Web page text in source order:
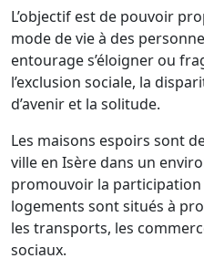
L’objectif est de pouvoir
mode de vie à des
entourage s’éloigner ou
l’exclusion sociale, la
d’avenir et la solitude.
Les maisons espoirs sont
ville en Isère dans un
promouvoir la participation
logements sont situés à
les transports, les
sociaux.